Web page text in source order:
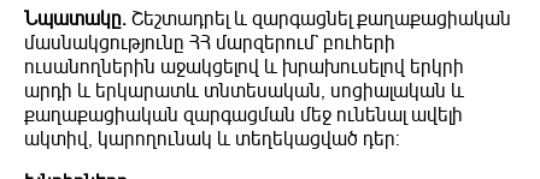
Նպատակը. Շեշտադրել և զարգացնել քաղաքացիական
մասնակցությունը ՀՀ մարզերում` բուհերի
ուսանողներին աջակցելով և խրախուսելով երկրի
արդի և երկարատև տնտեսական, սոցիալական և
քաղաքացիական զարգացման մեջ ունենալ ավելի
ակտիվ, կարողունակ և տեղեկացված դեր: